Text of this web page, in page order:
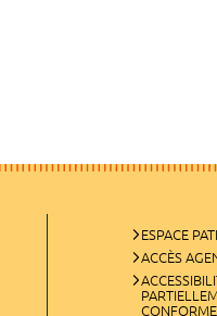
ESPACE
ACCÈS
CONFORME